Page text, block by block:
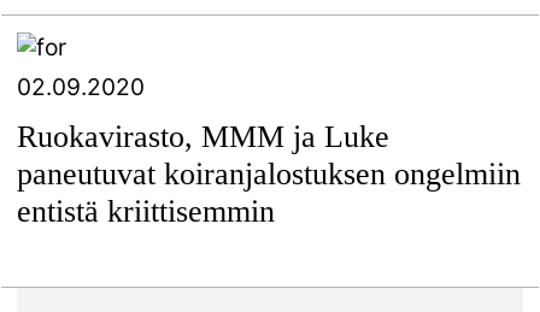
02.09.2020
Ruokavirasto, MMM ja Luke
paneutuvat koiranjalostuksen ongelmiin
entistä kriittisemmin